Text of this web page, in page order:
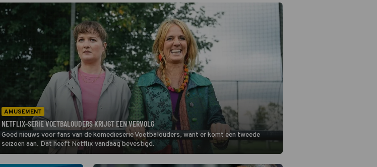
AMUSEMENT
NETFLIX-SERIE VOETBALOUDERS KRIJGT EEN VERVOLG
Goed nieuws voor fans van de komedieserie Voetbalouders, want er komt een tweede
seizoen aan. Dat heeft Netflix vandaag bevestigd.